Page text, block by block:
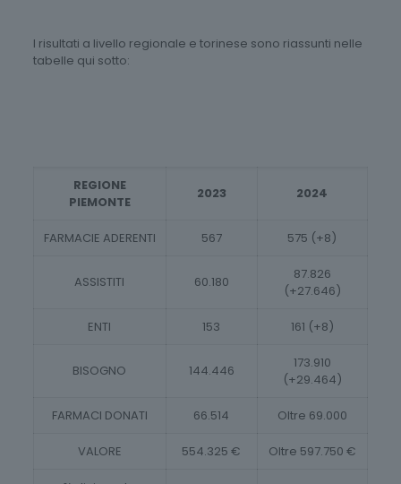
I risultati a livello regionale e torinese sono riassunti nelle
tabelle qui sotto:
REGIONE
PIEMONTE
2023 2024
FARMACIE ADERENTI 567 575 (+8)
ASSISTITI 60.180
87.826
(+27.646)
ENTI 153 161 (+8)
BISOGNO 144.446
173.910
(+29.464)
FARMACI DONATI 66.514 Oltre 69.000
VALORE 554.325 € Oltre 597.750 €